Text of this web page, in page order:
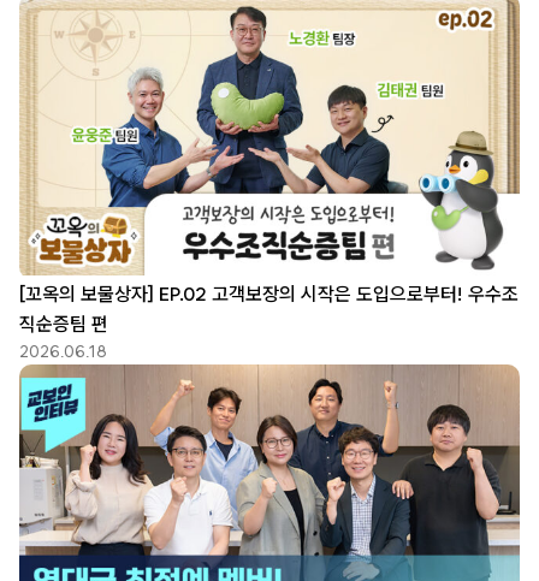
[꼬옥의 보물상자] EP.02 고객보장의 시작은 도입으로부터! 우수조
직순증팀 편
2026.06.18